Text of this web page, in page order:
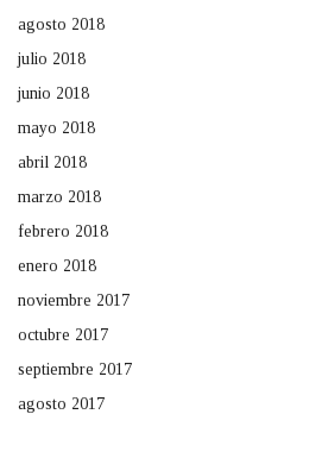
agosto 2018
julio 2018
junio 2018
mayo 2018
abril 2018
marzo 2018
febrero 2018
enero 2018
noviembre 2017
octubre 2017
septiembre 2017
agosto 2017